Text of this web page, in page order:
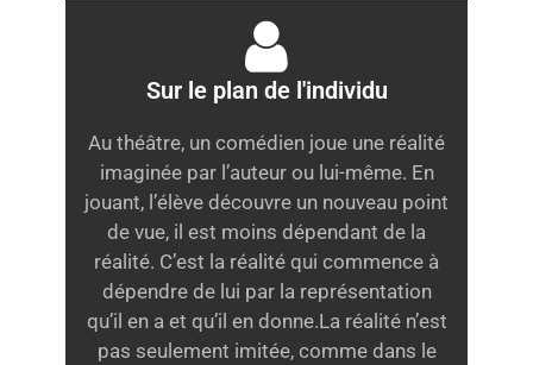
et contemporain.
Sur le plan de l'individu
Au théâtre, un comédien joue une réalité
imaginée par l’auteur ou lui-même. En
jouant, l’élève découvre un nouveau point
de vue, il est moins dépendant de la
réalité. C’est la réalité qui commence à
dépendre de lui par la représentation
qu’il en a et qu’il en donne.La réalité n’est
pas seulement imitée, comme dans le